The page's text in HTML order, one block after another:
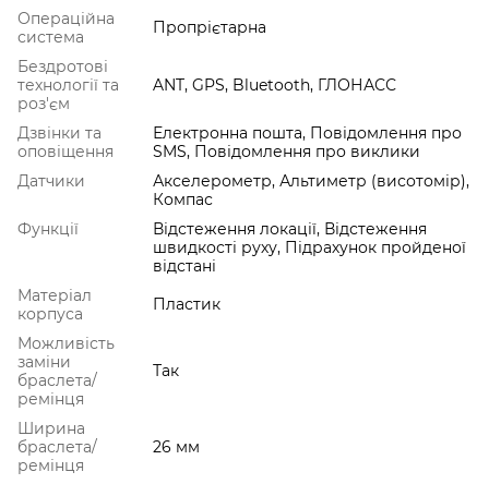
Операційна
система
Пропрієтарна
Бездротові
технології та
роз'єм
ANT, GPS, Bluetooth, ГЛОНАСС
Дзвінки та
оповіщення
Електронна пошта, Повідомлення про
SMS, Повідомлення про виклики
Датчики
Акселерометр, Альтиметр (висотомір),
Компас
Функції
Відстеження локації, Відстеження
швидкості руху, Підрахунок пройденої
відстані
Матеріал
корпуса
Пластик
Можливість
заміни
браслета/
ремінця
Так
Ширина
браслета/
ремінця
26 мм